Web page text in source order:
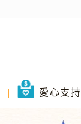
愛心支持